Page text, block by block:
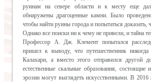
руинам на севере области и к месту еще
обнаружены драгоценные камни. Было
чтобы найти руины города и попытаться доказать,
Однако все поиски ни к чему не привели, и тайна
Профессор А. Дж. Клемент попытался
пришел к выводу, что путешественник
Калахари, а вместо этого отправился другой
естественные скальные образования, состоящие
эрозии могут выглядеть искусственными. В